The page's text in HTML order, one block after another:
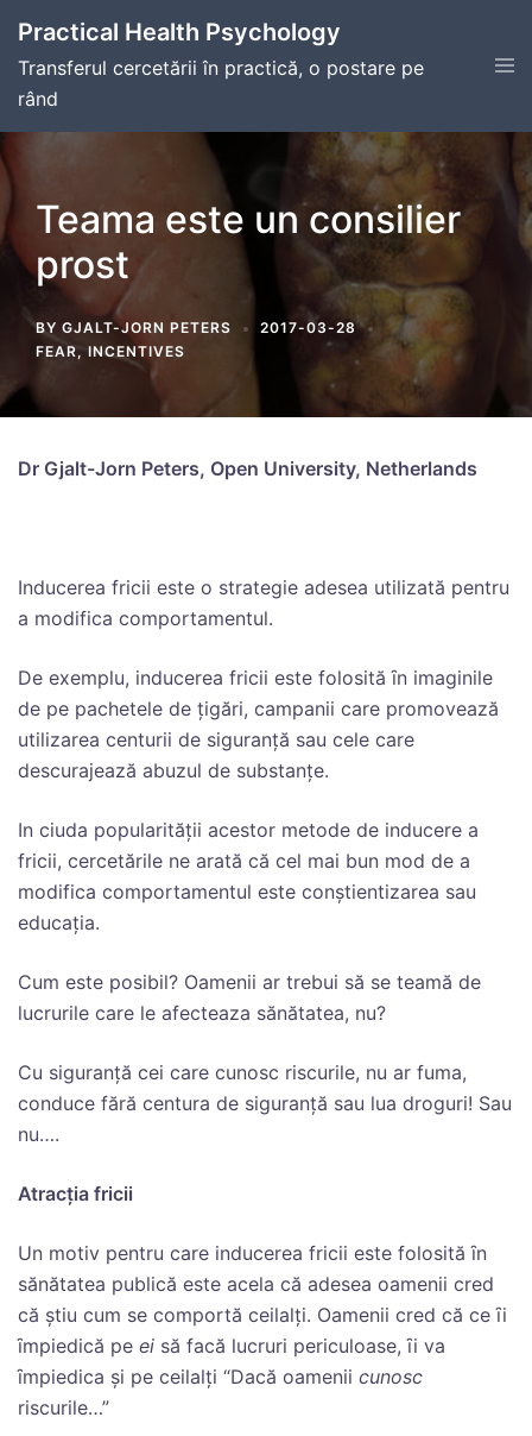
content
Practical Health Psychology
Transferul cercetării în practică, o postare pe
rând
Teama este un consilier
prost
BY GJALT-JORN PETERS
2017-03-28
FEAR, INCENTIVES
Dr Gjalt-Jorn Peters, Open University, Netherlands
Inducerea fricii este o strategie adesea utilizată pentru
a modifica comportamentul.
De exemplu, inducerea fricii este folosită ȋn imaginile
de pe pachetele de ţigări, campanii care promovează
utilizarea centurii de siguranţă sau cele care
descurajează abuzul de substanţe.
In ciuda popularităţii acestor metode de inducere a
fricii, cercetările ne arată că cel mai bun mod de a
modifica comportamentul este conştientizarea sau
educaţia.
Cum este posibil? Oamenii ar trebui să se teamă de
lucrurile care le afecteaza sănătatea, nu?
Cu siguranţă cei care cunosc riscurile, nu ar fuma,
conduce fără centura de siguranţă sau lua droguri! Sau
nu….
Atracţia fricii
Un motiv pentru care inducerea fricii este folosită ȋn
sănătatea publică este acela că adesea oamenii cred
că ştiu cum se comportă ceilalţi. Oamenii cred că ce ȋi
ȋmpiedică pe ei să facă lucruri periculoase, ȋi va
ȋmpiedica şi pe ceilalţi “Dacă oamenii cunosc
riscurile…”